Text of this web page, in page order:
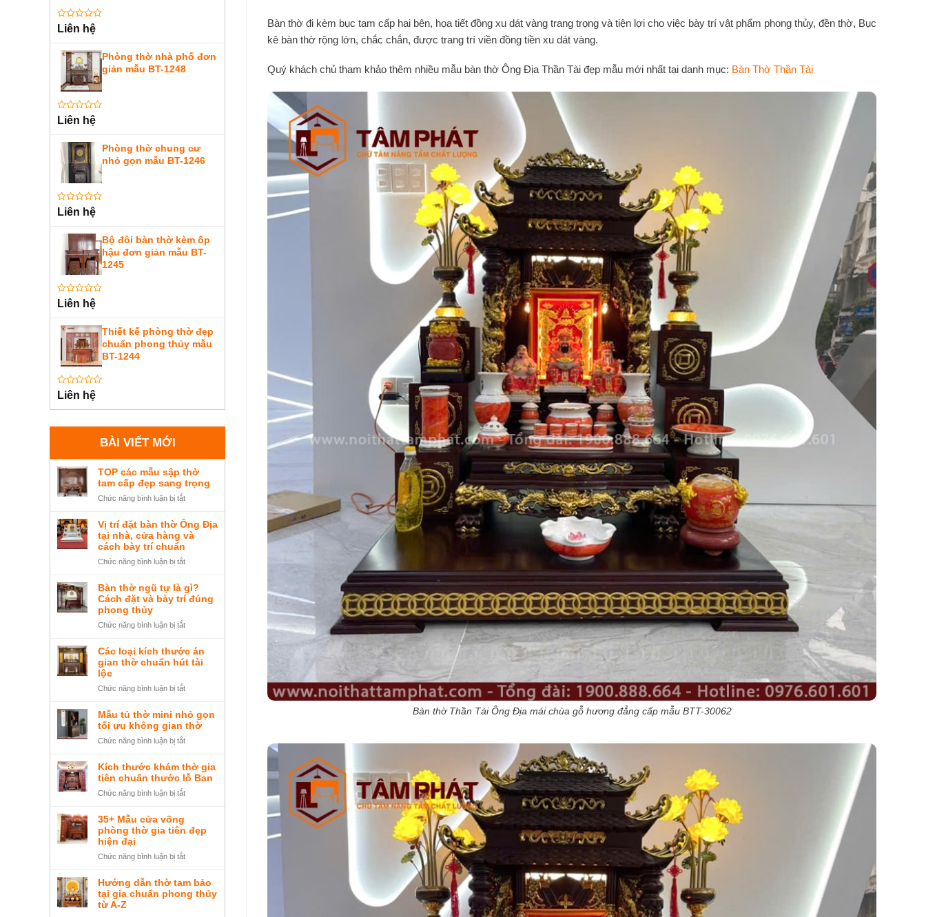
Được
xếp
0
sao
Liên hệ
Phòng thờ nhà phố đơn
giản mẫu BT-1248
Được
xếp
0
5
sao
Liên hệ
Phòng thờ chung cư
nhỏ gọn mẫu BT-1246
Được
xếp
sao
Liên hệ
Bộ đôi bàn thờ kèm ốp
hậu đơn giản mẫu BT-
1245
Được
xếp
0
5
sao
Liên hệ
Thiết kế phòng thờ đẹp
chuẩn phong thủy mẫu
BT-1244
Được
xếp
hạng
5
Liên hệ
BÀI VIẾT MỚI
TOP các mẫu sập thờ
tam cấp đẹp sang trọng
Chức năng bình luận bị tắtở
các
mẫu
đẹp
sang
Vị trí đặt bàn thờ Ông Địa
tại nhà, cửa hàng và
cách bày trí chuẩn
Chức năng bình luận bị tắtở
trí
đặt
tại
nhà,
hàng
cách
bày
Bàn thờ ngũ tự là gì?
Cách đặt và bày trí đúng
phong thủy
Chức năng bình luận bị tắtở
thờ
ngũ
đặt
và
bày
đúng
phong
Các loại kích thước án
gian thờ chuẩn hút tài
lộc
Chức năng bình luận bị tắtở
loại
kích
án
thờ
chuẩn
hút
Mẫu tủ thờ mini nhỏ gọn
tối ưu không gian thờ
Chức năng bình luận bị tắtở
tủ
thờ
nhỏ
ưu
gian
Kích thước khám thờ gia
tiên chuẩn thước lỗ Ban
Chức năng bình luận bị tắtở
khám
thước
lỗ
35+ Mẫu cửa võng
phòng thờ gia tiên đẹp
hiện đại
Chức năng bình luận bị tắtở
Mẫu
cửa
Hướng dẫn thờ tam bảo
tại gia chuẩn phong thủy
từ A-Z
Bàn thờ đi kèm bục tam cấp hai bên, họa tiết đồng xu dát vàng trang trọng và tiện lợi cho việc bày trí vật phẩm phong thủy, đền thờ, Bục
kê bàn thờ rộng lớn, chắc chắn, được trang trí viền đồng tiền xu dát vàng.
Quý khách chủ tham khảo thêm nhiều mẫu bàn thờ Ông Địa Thần Tài đẹp mẫu mới nhất tại danh mục: Bàn Thờ Thần Tài
Bàn thờ Thần Tài Ông Địa mái chùa gỗ hương đẳng cấp mẫu BTT-30062